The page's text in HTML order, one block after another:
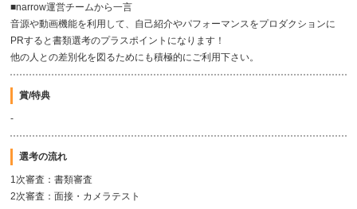
■narrow運営チームから一言
音源や動画機能を利用して、自己紹介やパフォーマンスをプロダクションに
PRすると書類選考のプラスポイントになります！
他の人との差別化を図るためにも積極的にご利用下さい。
賞/特典
-
選考の流れ
1次審査：書類審査
2次審査：面接・カメラテスト